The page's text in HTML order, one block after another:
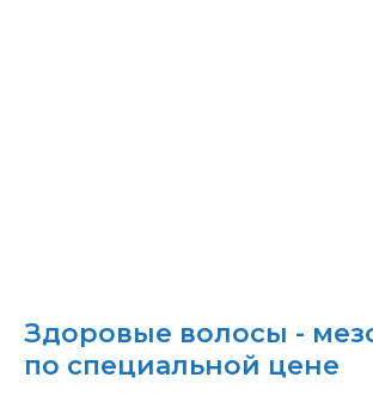
Здоровые волосы -
по специальной цене